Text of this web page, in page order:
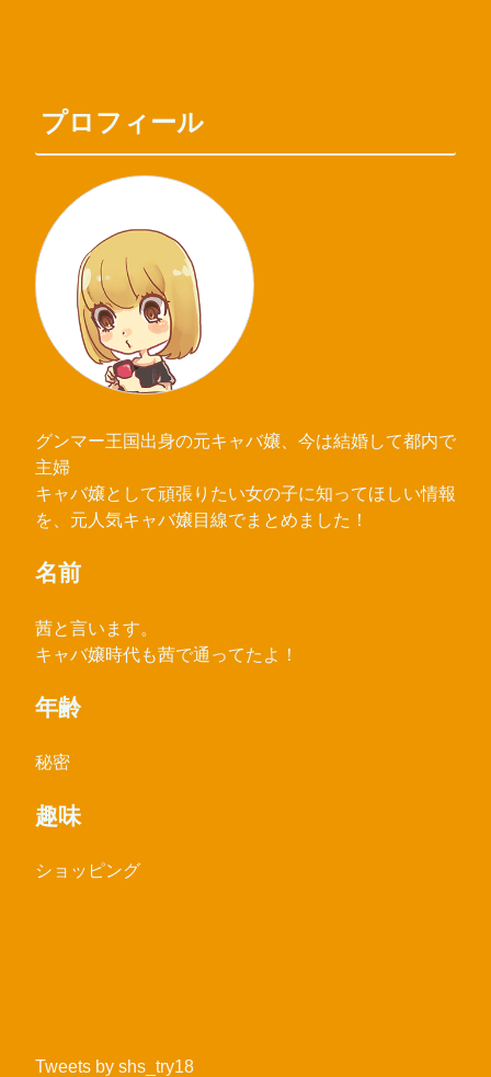
プロフィール
グンマー王国出身の元キャバ嬢、今は結婚して都内で
主婦
キャバ嬢として頑張りたい女の子に知ってほしい情報
を、元人気キャバ嬢目線でまとめました！
名前
茜と言います。
キャバ嬢時代も茜で通ってたよ！
年齢
秘密
趣味
ショッピング
Tweets by shs_try18